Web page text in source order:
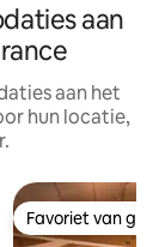
aan
aan het
hun locatie,
Favoriet van
Favoriet van